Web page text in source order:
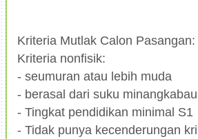
Kriteria Mutlak Calon Pasangan:
Kriteria nonfisik:
- seumuran atau lebih muda
- berasal dari suku minangkabau
- Tingkat pendidikan minimal S1
- Tidak punya kecenderungan